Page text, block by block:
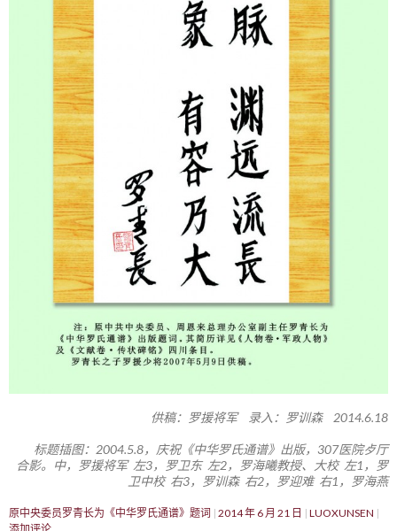
供稿：罗援将军 录入：罗训森 2014.6.18
标题插图：2004.5.8，庆祝《中华罗氏通谱》出版，307医院歺厅
合影。中，罗援将军 左3，罗卫东 左2，罗海曦教授、大校 左1，罗
卫中校 右3，罗训森 右2，罗迎难 右1，罗海燕
原中央委员罗青长为《中华罗氏通谱》题词 2014 年 6 月 21 日
LUOXUNSEN